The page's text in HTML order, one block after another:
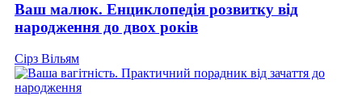
Ваш малюк. Енциклопедія розвитку від
народження до двох років
Сірз Вільям